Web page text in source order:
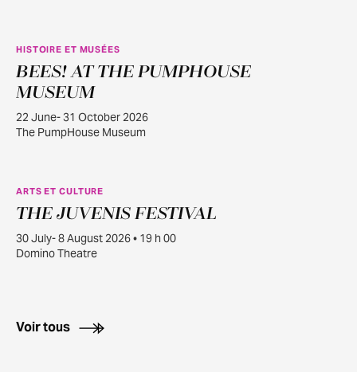
JUIN
22
HISTOIRE ET MUSÉES
BEES! AT THE PUMPHOUSE
MUSEUM
22 June- 31 October 2026
The PumpHouse Museum
JUILL.
30
ARTS ET CULTURE
THE JUVENIS FESTIVAL
30 July- 8 August 2026 • 19 h 00
Domino Theatre
Voir tous